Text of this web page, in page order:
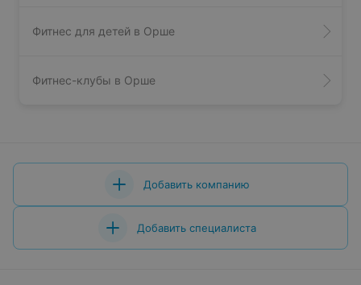
Фитнес для детей в Орше
Фитнес-клубы в Орше
Добавить компанию
Добавить специалиста